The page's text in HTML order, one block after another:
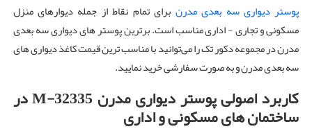
پوستر دیواری سه بعدی مدرن برای تمام نقاط از جمله دیوارهای منزل
مسکونی و تجاری - اداری مناسب است. برترین پوستر های دیواری سه بعدی
مدرن در مجموعه دکور تک را می‌توانید با مناسب ترین قیمت کاغذ دیواری های
سه بعدی مدرن و به صورت سفارشی خرید نمایید.
کاربرد اصولی پوستر دیواری مدرنM-32335در
ساختمان هایمسکونی و اداری